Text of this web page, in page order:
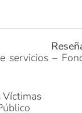
servicios –
Víctimas